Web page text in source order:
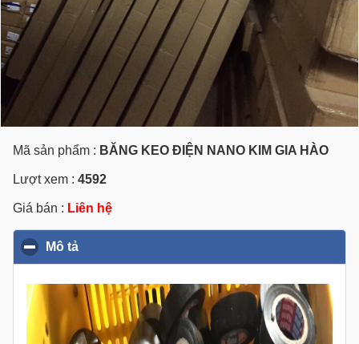
Mã sản phẩm : BĂNG KEO ĐIỆN NANO KIM GIA HÀO
Lượt xem : 4592
Giá bán : Liên hệ
Mô tả